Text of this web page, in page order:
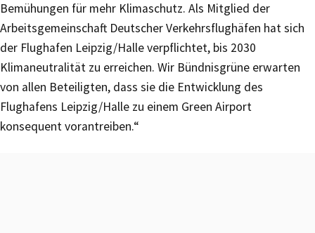
Bemühungen für mehr Klimaschutz. Als Mitglied der
Arbeitsgemeinschaft Deutscher Verkehrsflughäfen hat sich
der Flughafen Leipzig/Halle verpflichtet, bis 2030
Klimaneutralität zu erreichen. Wir Bündnisgrüne erwarten
von allen Beteiligten, dass sie die Entwicklung des
Flughafens Leipzig/Halle zu einem Green Airport
konsequent vorantreiben.“